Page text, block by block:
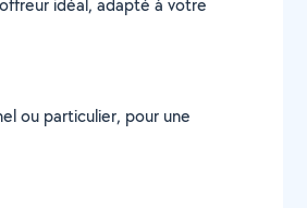
idéal, adapté à votre
ou particulier, pour une